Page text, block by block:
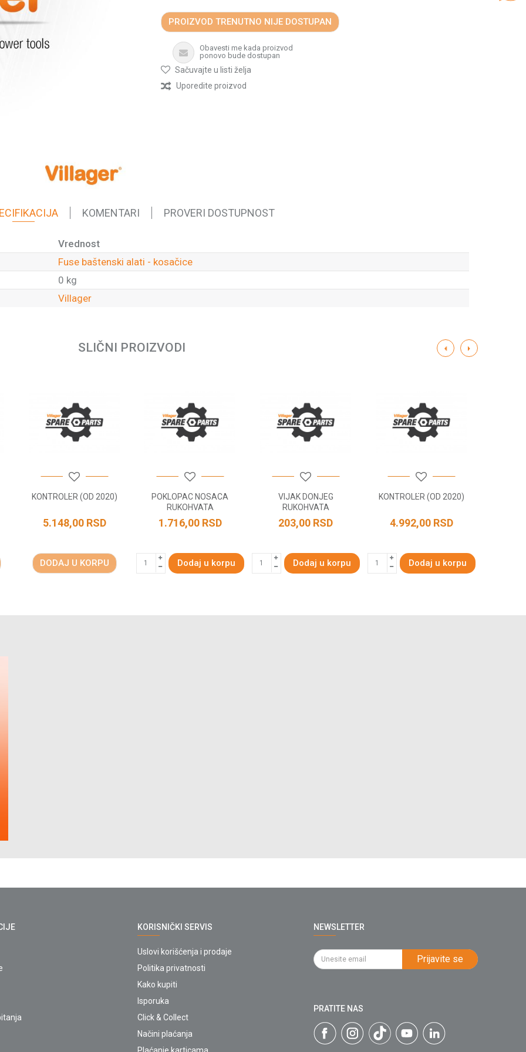
PROIZVOD TRENUTNO NIJE DOSTUPAN
Obavesti me kada proizvod
ponovo bude dostupan
Sačuvajte u listi želja
Uporedite proizvod
KOMENTARI PROVERI DOSTUPNOST
Vrednost
Fuse baštenski alati - kosačice
0 kg
Villager
SLIČNI PROIZVODI
KONTROLER (OD 2020)
5.148,00 RSD
DODAJ U KORPU
POKLOPAC NOSACA
RUKOHVATA
1.716,00 RSD
Dodaj u korpu
VIJAK DONJEG
RUKOHVATA
203,00 RSD
Dodaj u korpu
KONTROLER (OD 2020)
4.992,00 RSD
Dodaj u korpu
KORISNIČKI SERVIS
Uslovi korišćenja i prodaje
Politika privatnosti
Kako kupiti
Isporuka
Click & Collect
Načini plaćanja
NEWSLETTER
Prijavite se
PRATITE NAS